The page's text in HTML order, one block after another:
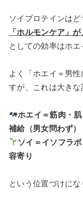
ソイプロテインは
「ホルモンケア」
としての効率はホエ
よく「ホエイ＝男
すが、これは大き
ホエイ＝筋肉・
補給（男女問わず）
ソイ＝イソフラ
容寄り
という位置づけにな